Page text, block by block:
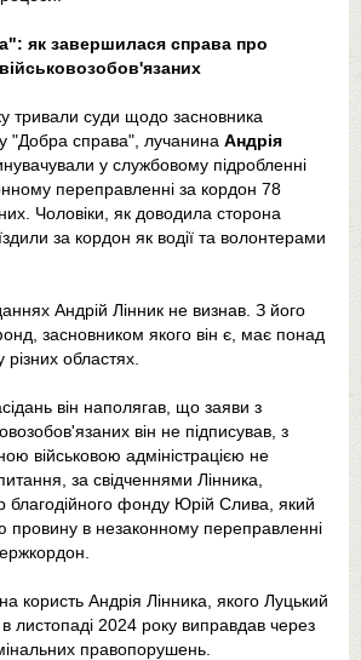
як завершилася справа про
тривали суди щодо засновника
"Добра справа", лучанина Андрія
у службовому підробленні
переправленні за кордон 78
Чоловіки, як доводила сторона
за кордон як водії та волонтерами
Андрій Лінник не визнав. З його
засновником якого він є, має понад
різних областях.
він наполягав, що заяви з
він не підписував, з
військовою адміністрацією не
за свідченнями Лінника,
благодійного фонду Юрій Слива, який
провину в незаконному переправленні
користь Андрія Лінника, якого Луцький
листопаді 2024 року виправдав через
правопорушень.